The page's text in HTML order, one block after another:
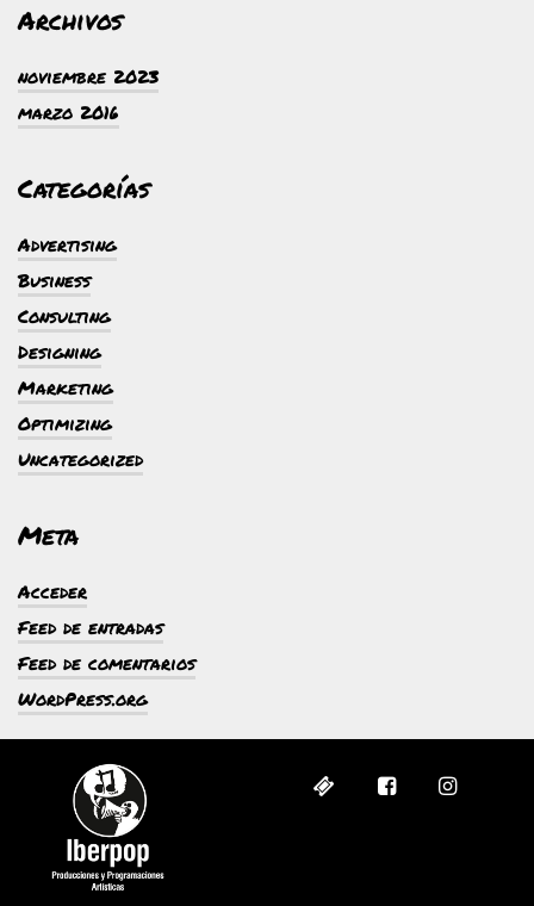
Archivos
noviembre 2023
marzo 2016
Categorías
Advertising
Business
Consulting
Designing
Marketing
Optimizing
Uncategorized
Meta
Acceder
Feed de entradas
Feed de comentarios
WordPress.org